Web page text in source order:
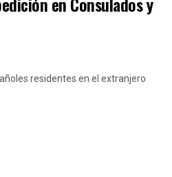
residentes en el extranjero